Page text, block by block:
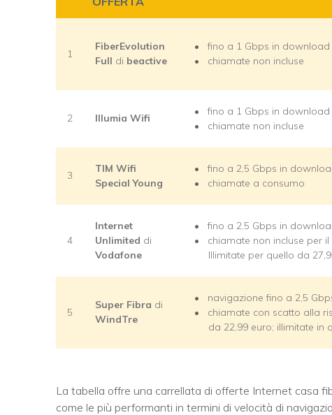
1
FiberEvolution
Full di beactive
fino a 1 Gbps in download
chiamate non incluse
2 Illumia Wifi
fino a 1 Gbps in download
chiamate non incluse
3
TIM Wifi
Special Young
fino a 2,5 Gbps in
chiamate a consumo
4
Internet
Unlimited di
Vodafone
fino a 2,5 Gbps in
chiamate non incluse per
Illimitate per quello da
5
Super Fibra di
WindTre
navigazione fino a 2,5
chiamate con scatto alla
da 22,99 euro; illimitate in
La tabella offre una carrellata di offerte Internet casa
come le più performanti in termini di velocità di